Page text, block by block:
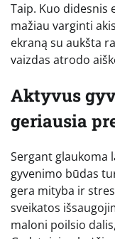
Taip. Kuo didesnis
mažiau varginti
ekraną su aukšta
vaizdas atrodo
Aktyvus
geriausia
Sergant glaukoma
gyvenimo būdas
gera mityba ir
sveikatos
maloni poilsio